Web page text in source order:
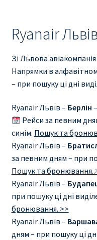
Ryanair
Зі Львова
Напрямки в
– при пошуку ці дні
Ryanair Львів – Берлін
Рейси за певним
синім. Пошук та
Ryanair Львів –
за певним дням – при
Пошук та
Ryanair Львів –
при пошуку ці дні
бронювання..>>
Ryanair Львів –
дням – при пошуку ці